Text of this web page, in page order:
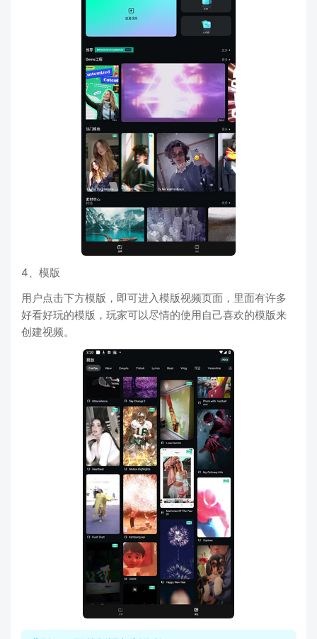
4、模版
用户点击下方模版，即可进入模版视频页面，里面有许多
好看好玩的模版，玩家可以尽情的使用自己喜欢的模版来
创建视频。